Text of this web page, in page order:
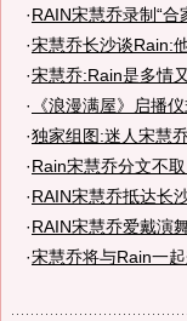
·RAIN宋慧乔录制“合
·宋慧乔长沙谈Rain:
·宋慧乔:Rain是多情
· 《浪漫满屋》启播
·独家组图:迷人宋慧
·Rain宋慧乔分文不
·RAIN宋慧乔抵达长
·RAIN宋慧乔爱戴演
·宋慧乔将与Rain一